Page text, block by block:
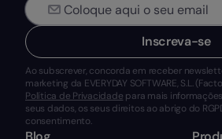
Inscreva-se
Ao subscrever, concorda em receber
marketing da EVERYDAY SOFTWARE, S.L.
Política de Privacidade para mais
seus dados, os seus direitos ao abrigo do
consentimento.